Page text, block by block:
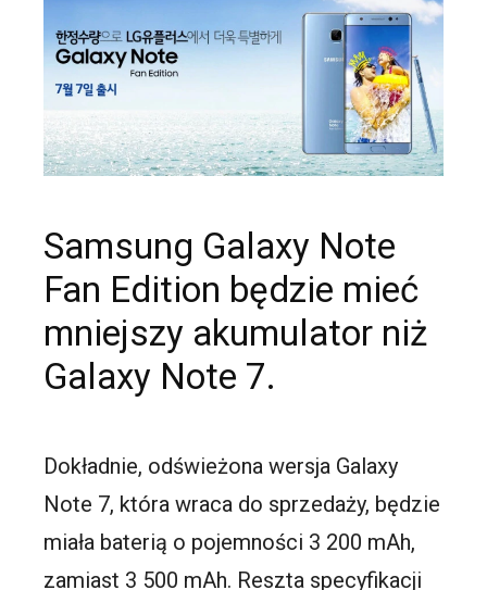
Samsung Galaxy Note
Fan Edition będzie mieć
mniejszy akumulator niż
Galaxy Note 7.
Dokładnie, odświeżona wersja Galaxy
Note 7, która wraca do sprzedaży, będzie
miała baterią o pojemności 3 200 mAh,
zamiast 3 500 mAh. Reszta specyfikacji